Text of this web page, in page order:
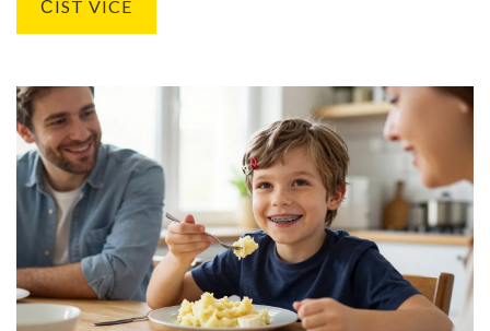
ČÍST VÍCE